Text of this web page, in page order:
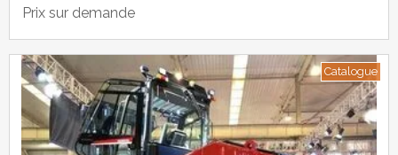
Prix sur demande
Catalogue